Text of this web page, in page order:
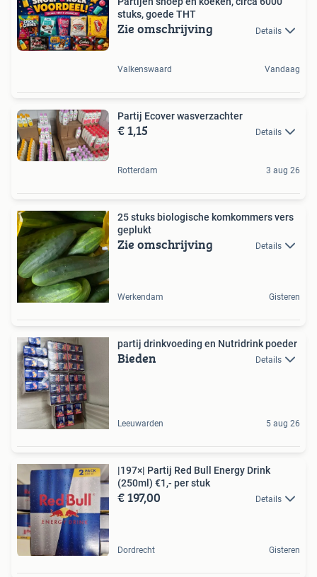
stuks, goede THT
Zie omschrijving Details
Valkenswaard Vandaag
Partij Ecover wasverzachter
€ 1,15 Details
Rotterdam 3 aug 26
25 stuks biologische komkommers vers
geplukt
Zie omschrijving Details
Werkendam Gisteren
partij drinkvoeding en Nutridrink poeder
Bieden Details
Leeuwarden 5 aug 26
|197×| Partij Red Bull Energy Drink
(250ml) €1,- per stuk
€ 197,00 Details
Dordrecht Gisteren